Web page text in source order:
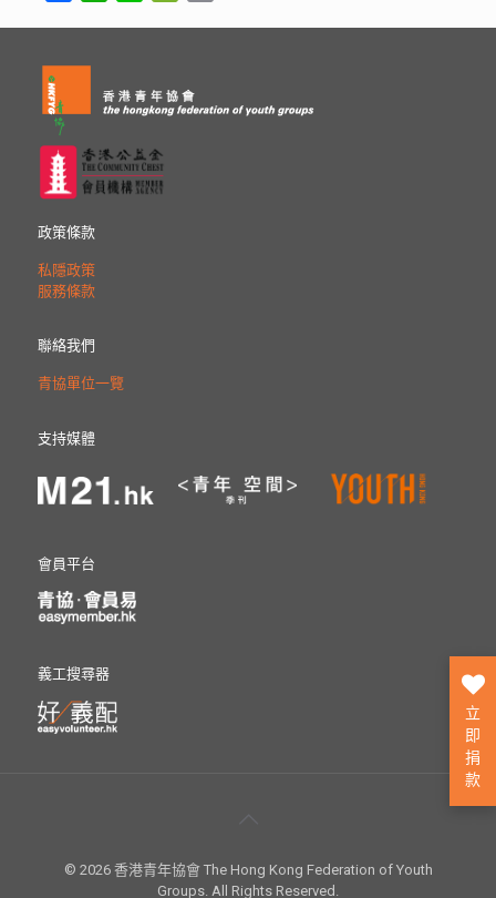
政策條款
私隱政策
服務條款
聯絡我們
青協單位一覽
支持媒體
會員平台
義工搜尋器
© 2026 香港青年協會 The Hong Kong Federation of Youth
Groups. All Rights Reserved.
立
即
捐
款